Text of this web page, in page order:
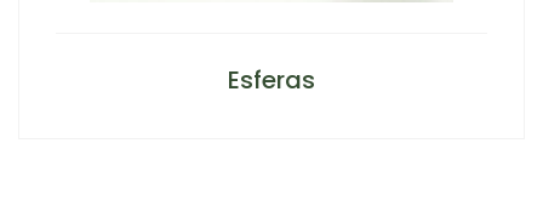
Esferas